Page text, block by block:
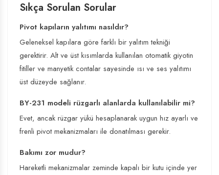
Sıkça Sorulan Sorular
Pivot kapıların yalıtımı nasıldır?
Geleneksel kapılara göre farklı bir yalıtım tekniği
gerektirir. Alt ve üst kısımlarda kullanılan otomatik giyotin
fitiller ve manyetik contalar sayesinde ısı ve ses yalıtımı
üst düzeyde sağlanır.
BY-231 modeli rüzgarlı alanlarda kullanılabilir mi?
Evet, ancak rüzgar yükü hesaplanarak uygun hız ayarlı ve
frenli pivot mekanizmaları ile donatılması gerekir.
Bakımı zor mudur?
Hareketli mekanizmalar zeminde kapalı bir kutu içinde yer